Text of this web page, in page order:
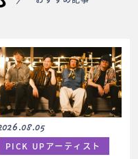
PICK UPアーティスト